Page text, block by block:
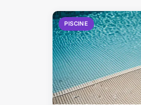
PISCINE